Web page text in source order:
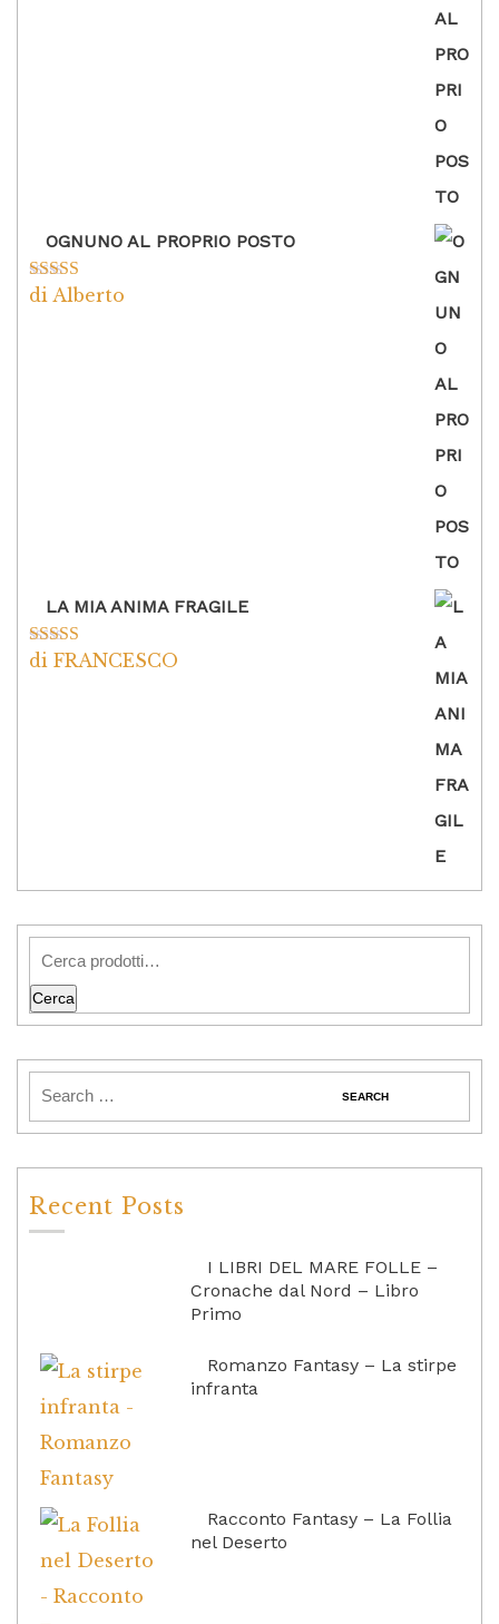
OGNUNO AL PROPRIO POSTO
Valutato5su
di Alberto
LA MIA ANIMA FRAGILE
Valutato5su
di FRANCESCO
Cerca
Recent Posts
I LIBRI DEL MARE FOLLE –
Cronache dal Nord – Libro
Primo
Romanzo Fantasy – La stirpe
infranta
Racconto Fantasy – La Follia
nel Deserto